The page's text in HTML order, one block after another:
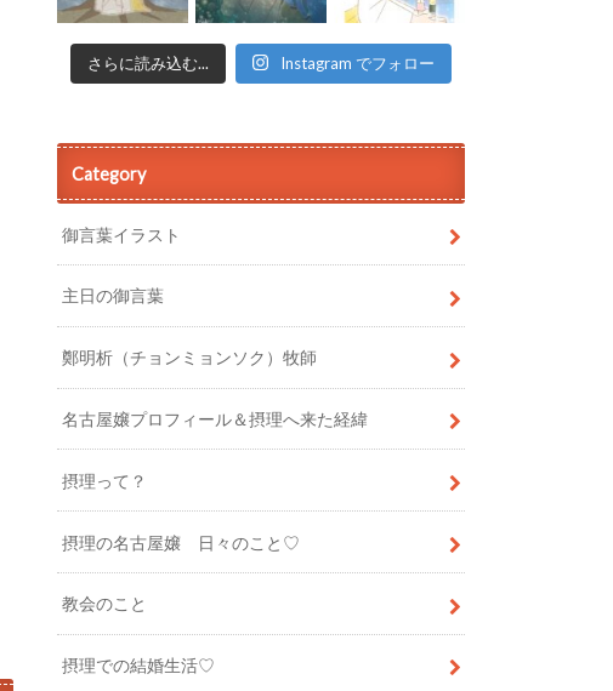
さらに読み込む... Instagram でフォロー
Category
御言葉イラスト
主日の御言葉
鄭明析（チョンミョンソク）牧師
名古屋嬢プロフィール＆摂理へ来た経緯
摂理って？
摂理の名古屋嬢 日々のこと♡
教会のこと
摂理での結婚生活♡